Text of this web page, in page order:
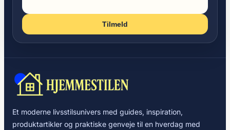
Tilmeld
Et moderne livsstilsunivers med guides, inspiration,
produktartikler og praktiske genveje til en hverdag med